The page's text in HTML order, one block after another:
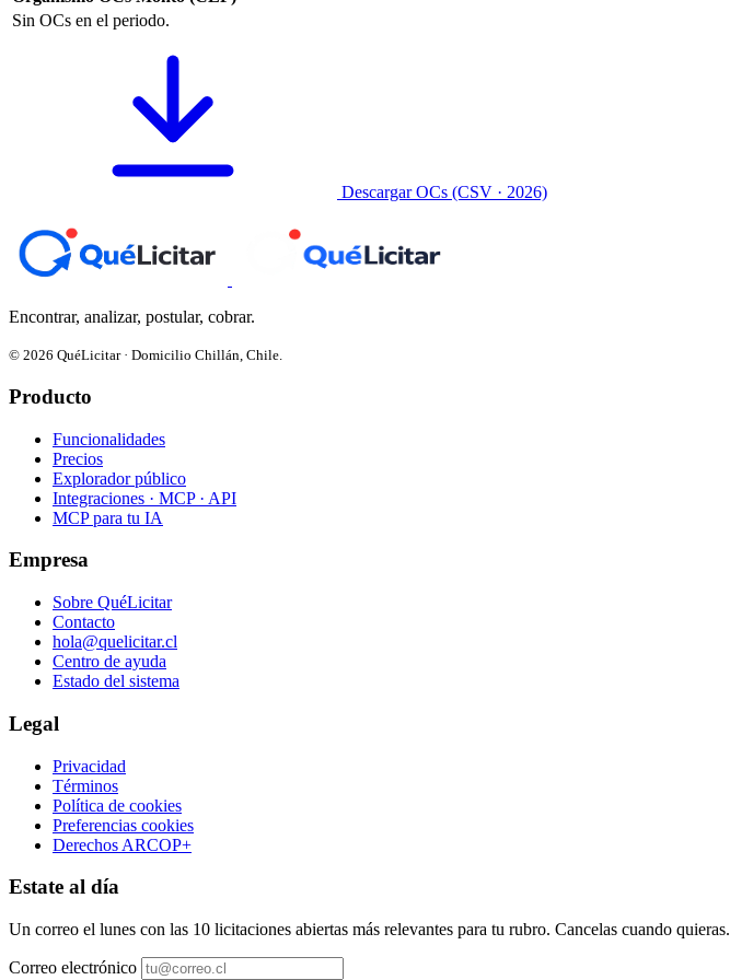
Sin OCs en el periodo.
Descargar OCs (CSV · 2026)
Encontrar, analizar, postular, cobrar.
© 2026 QuéLicitar · Domicilio Chillán, Chile.
Producto
Funcionalidades
Precios
Explorador público
Integraciones · MCP · API
MCP para tu IA
Empresa
Sobre QuéLicitar
Contacto
hola@quelicitar.cl
Centro de ayuda
Estado del sistema
Legal
Privacidad
Términos
Política de cookies
Preferencias cookies
Derechos ARCOP+
Estate al día
Un correo el lunes con las 10 licitaciones abiertas más relevantes para tu rubro. Cancelas cuando quieras.
Correo electrónico